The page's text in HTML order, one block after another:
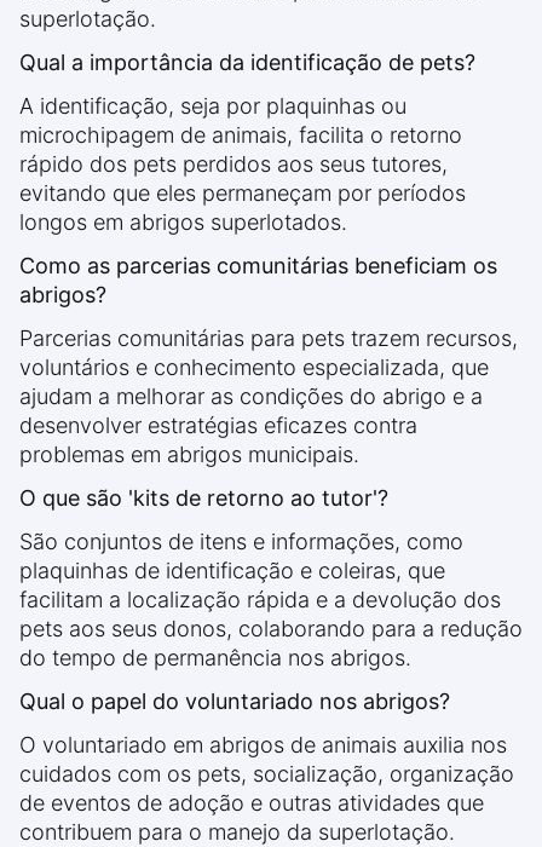
superlotação.
Qual a importância da identificação de pets?
A identificação, seja por plaquinhas ou
microchipagem de animais, facilita o retorno
rápido dos pets perdidos aos seus tutores,
evitando que eles permaneçam por períodos
longos em abrigos superlotados.
Como as parcerias comunitárias beneficiam os
abrigos?
Parcerias comunitárias para pets trazem recursos,
voluntários e conhecimento especializada, que
ajudam a melhorar as condições do abrigo e a
desenvolver estratégias eficazes contra
problemas em abrigos municipais.
O que são 'kits de retorno ao tutor'?
São conjuntos de itens e informações, como
plaquinhas de identificação e coleiras, que
facilitam a localização rápida e a devolução dos
pets aos seus donos, colaborando para a redução
do tempo de permanência nos abrigos.
Qual o papel do voluntariado nos abrigos?
O voluntariado em abrigos de animais auxilia nos
cuidados com os pets, socialização, organização
de eventos de adoção e outras atividades que
contribuem para o manejo da superlotação.